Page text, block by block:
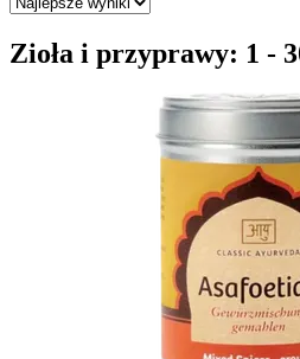
Zioła i przyprawy: 1 -